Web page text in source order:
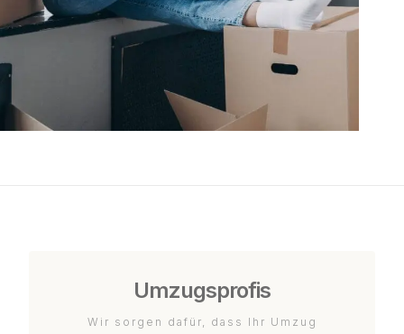
Umzugsprofis
Wir sorgen dafür, dass Ihr Umzug